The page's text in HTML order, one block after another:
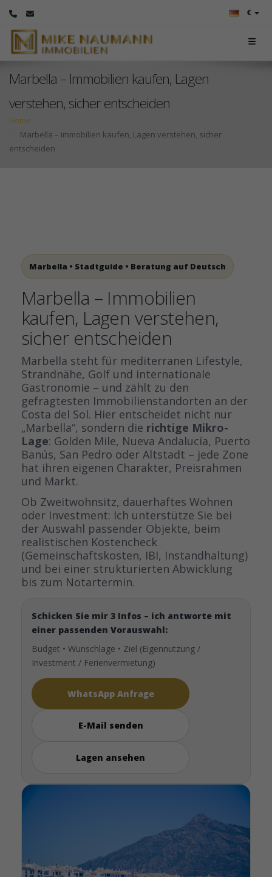
€
Marbella – Immobilien kaufen, Lagen
verstehen, sicher entscheiden
Home
Marbella – Immobilien kaufen, Lagen verstehen, sicher
entscheiden
Marbella • Stadtguide • Beratung auf Deutsch
Marbella – Immobilien
kaufen, Lagen verstehen,
sicher entscheiden
Marbella steht für mediterranen Lifestyle,
Strandnähe, Golf und internationale
Gastronomie – und zählt zu den
gefragtesten Immobilienstandorten an der
Costa del Sol. Hier entscheidet nicht nur
„Marbella“, sondern die richtige Mikro-
Lage: Golden Mile, Nueva Andalucía, Puerto
Banús, San Pedro oder Altstadt – jede Zone
hat ihren eigenen Charakter, Preisrahmen
und Markt.
Ob Zweitwohnsitz, dauerhaftes Wohnen
oder Investment: Ich unterstütze Sie bei
der Auswahl passender Objekte, beim
realistischen Kostencheck
(Gemeinschaftskosten, IBI, Instandhaltung)
und bei einer strukturierten Abwicklung
bis zum Notartermin.
Schicken Sie mir 3 Infos – ich antworte mit
einer passenden Vorauswahl:
Budget • Wunschlage • Ziel (Eigennutzung /
Investment / Ferienvermietung)
WhatsApp Anfrage
E-Mail senden
Lagen ansehen